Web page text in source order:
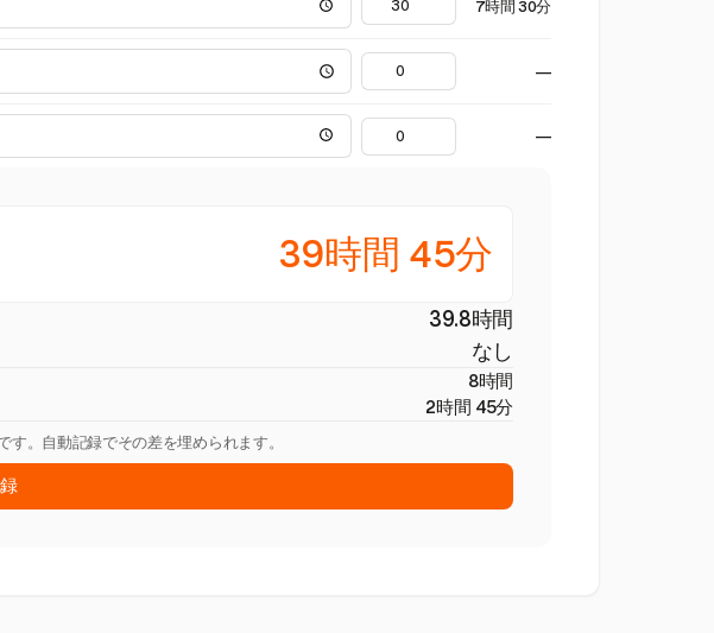
7時間 30分
—
—
39時間 45分
39.8時間
なし
8時間
2時間 45分
。自動記録でその差を埋められます。